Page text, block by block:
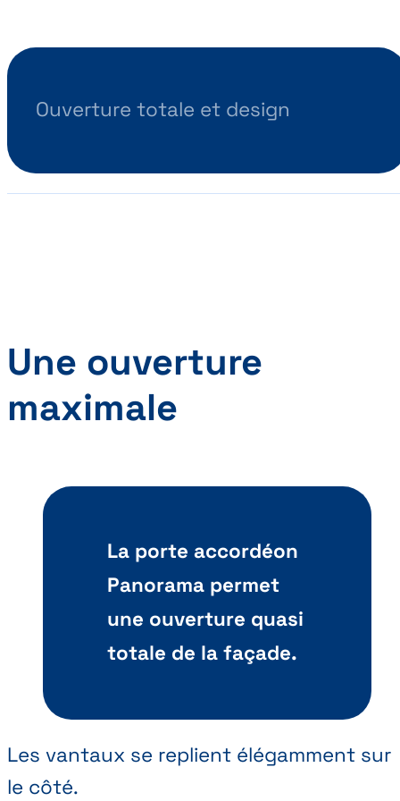
Ouverture totale et design
Une ouverture
maximale
La porte accordéon
Panorama permet
une ouverture quasi
totale de la façade.
Les vantaux se replient élégamment sur
le côté.